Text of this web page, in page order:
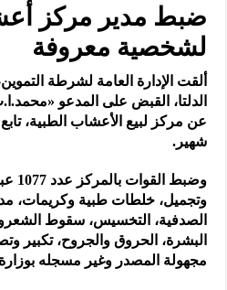
ضبط مدير مركز
لشخصية معروفة
ألقت الإدارة العامة لشرطة
عن مركز لبيع الأعشاب الطبية،
شهير.
وتجميل، خلطات طبية وكريمات،
الصدفية، التخسيس، سقوط
البشرة، الحروق والجروح، تكبير
مجهولة المصدر وغير مسجله